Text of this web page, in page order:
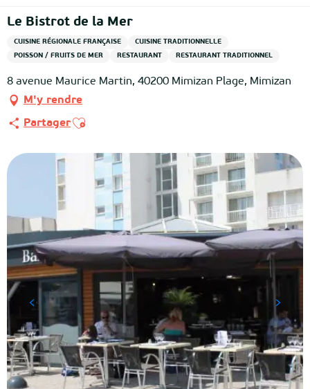
Le Bistrot de la Mer
CUISINE RÉGIONALE FRANÇAISE
CUISINE TRADITIONNELLE
POISSON / FRUITS DE MER
RESTAURANT RESTAURANT TRADITIONNEL
8 avenue Maurice Martin, 40200 Mimizan Plage, Mimizan
M'y rendre
PartagerAjouter aux favoris